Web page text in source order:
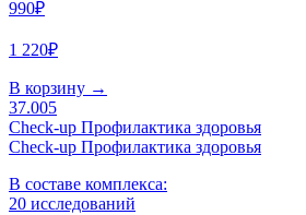
990₽
1 220₽
В корзину →
37.005
Check-up Профилактика здоровья
Check-up Профилактика здоровья
В составе комплекса:
20 исследований